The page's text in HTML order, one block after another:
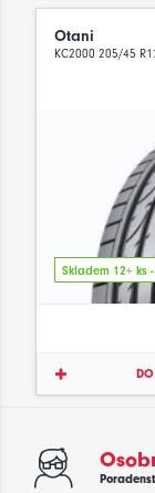
Otani
KC2000 205/45
Skladem 12+ ks